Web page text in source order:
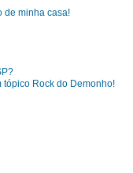
de minha casa!
tópico Rock do Demonho!